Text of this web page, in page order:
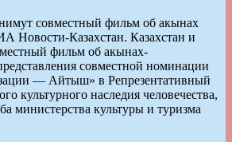
Казахстан. Казахстан и
фильм об акынах-
совместной номинации
— Айтыш» в Репрезентативный
культурного наследия человечества,
министерства культуры и туризма